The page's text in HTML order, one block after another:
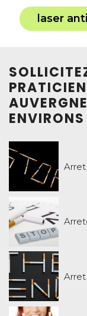
laser
ENVIRONS